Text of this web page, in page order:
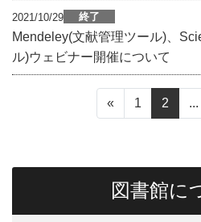
図書館に
2021/10/29 終了
Mendeley(文献管理ツール)、
ル)ウェビナー開催について
« 1 2 ...